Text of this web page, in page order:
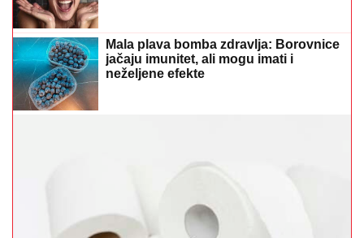
Mala plava bomba zdravlja: Borovnice
jačaju imunitet, ali mogu imati i
neželjene efekte